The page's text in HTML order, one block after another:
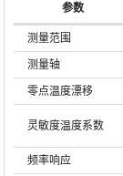
参数
测量范围
测量轴
零点温度漂移
灵敏度温度系数
频率响应